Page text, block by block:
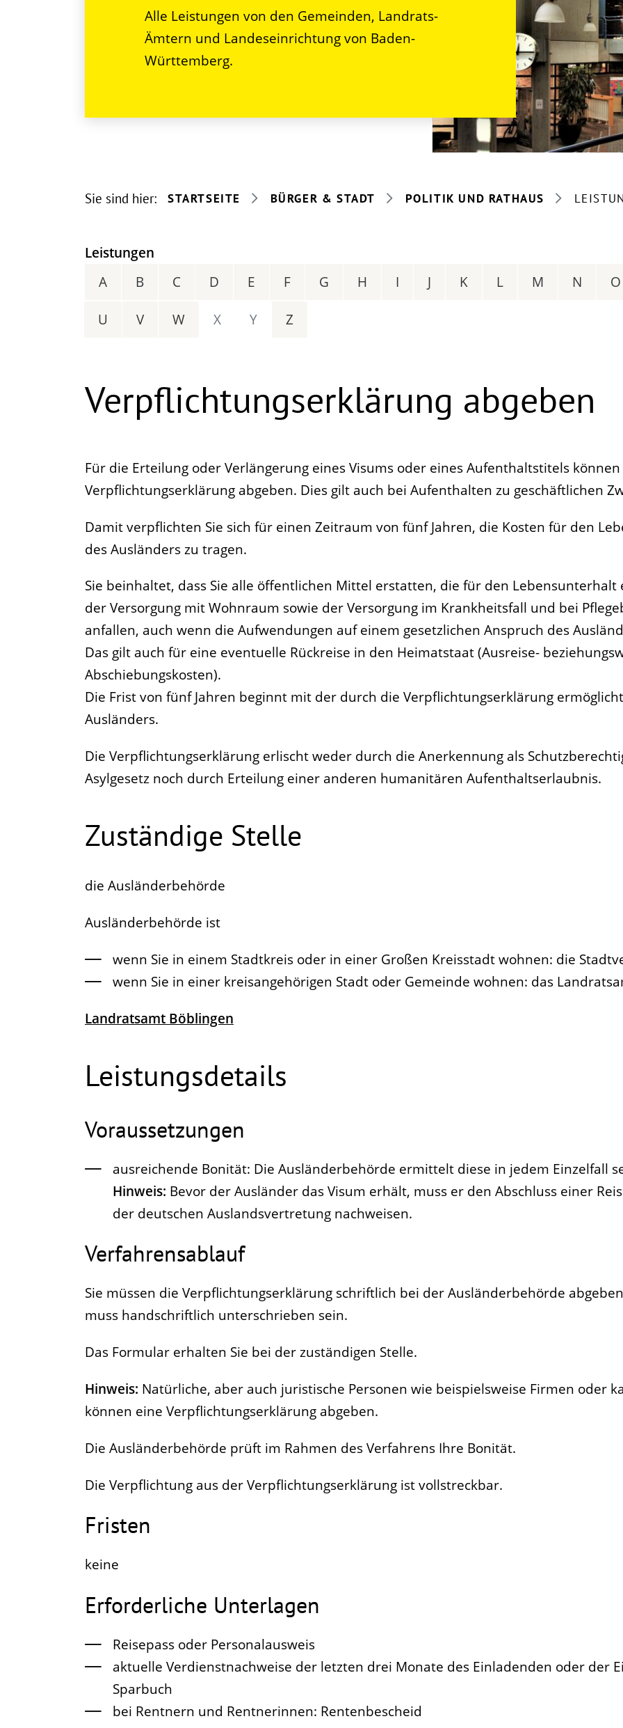
Alle Leistungen von den Gemeinden, Landrats-
Ämtern und Landeseinrichtung von Baden-
Württemberg.
Sie sind hier: STARTSEITE BÜRGER & STADT POLITIK UND RATHAUS
Leistungen
A
B C D E F G H I J K L M N O
U V W X Y Z
Verpflichtungserklärung abgeben
Für die Erteilung oder Verlängerung eines Visums oder eines Aufenthaltstitels können
Verpflichtungserklärung abgeben. Dies gilt auch bei Aufenthalten zu geschäftlichen
Damit verpflichten Sie sich für einen Zeitraum von fünf Jahren, die Kosten für den
des Ausländers zu tragen.
Sie beinhaltet, dass Sie alle öffentlichen Mittel erstatten, die für den Lebensunterhalt
der Versorgung mit Wohnraum sowie der Versorgung im Krankheitsfall und bei
anfallen, auch wenn die Aufwendungen auf einem gesetzlichen Anspruch des
Das gilt auch für eine eventuelle Rückreise in den Heimatstaat (Ausreise-
Abschiebungskosten).
Die Frist von fünf Jahren beginnt mit der durch die Verpflichtungserklärung
Ausländers.
Die Verpflichtungserklärung erlischt weder durch die Anerkennung als
Asylgesetz noch durch Erteilung einer anderen humanitären Aufenthaltserlaubnis.
Zuständige Stelle
die Ausländerbehörde
Ausländerbehörde ist
wenn Sie in einem Stadtkreis oder in einer Großen Kreisstadt wohnen: die
wenn Sie in einer kreisangehörigen Stadt oder Gemeinde wohnen: das
Landratsamt Böblingen
Leistungsdetails
Voraussetzungen
ausreichende Bonität: Die Ausländerbehörde ermittelt diese in jedem Einzelfall
Hinweis: Bevor der Ausländer das Visum erhält, muss er den Abschluss einer
der deutschen Auslandsvertretung nachweisen.
Verfahrensablauf
Sie müssen die Verpflichtungserklärung schriftlich bei der Ausländerbehörde
muss handschriftlich unterschrieben sein.
Das Formular erhalten Sie bei der zuständigen Stelle.
Hinweis: Natürliche, aber auch juristische Personen wie beispielsweise Firmen oder
können eine Verpflichtungserklärung abgeben.
Die Ausländerbehörde prüft im Rahmen des Verfahrens Ihre Bonität.
Die Verpflichtung aus der Verpflichtungserklärung ist vollstreckbar.
Fristen
keine
Erforderliche Unterlagen
Reisepass oder Personalausweis
aktuelle Verdienstnachweise der letzten drei Monate des Einladenden oder der
Sparbuch
bei Rentnern und Rentnerinnen: Rentenbescheid